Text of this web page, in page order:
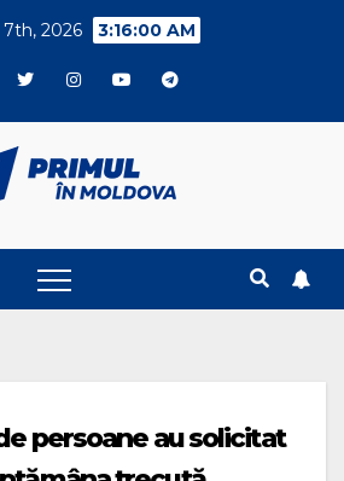
7th, 2026 3:16:01 AM
persoane au solicitat